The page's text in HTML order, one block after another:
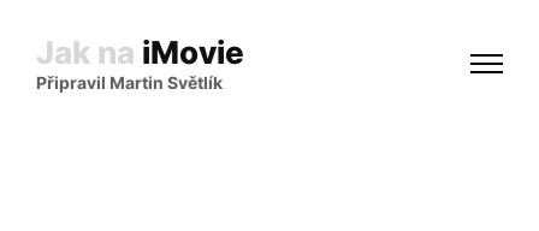
Jak na iMovie
Připravil Martin Světlík